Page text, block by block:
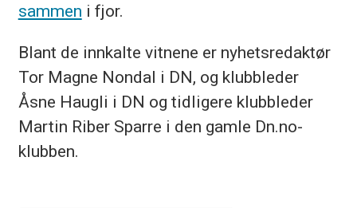
sammen i fjor.
Blant de innkalte vitnene er nyhetsredaktør
Tor Magne Nondal i DN, og klubbleder
Åsne Haugli i DN og tidligere klubbleder
Martin Riber Sparre i den gamle Dn.no-
klubben.